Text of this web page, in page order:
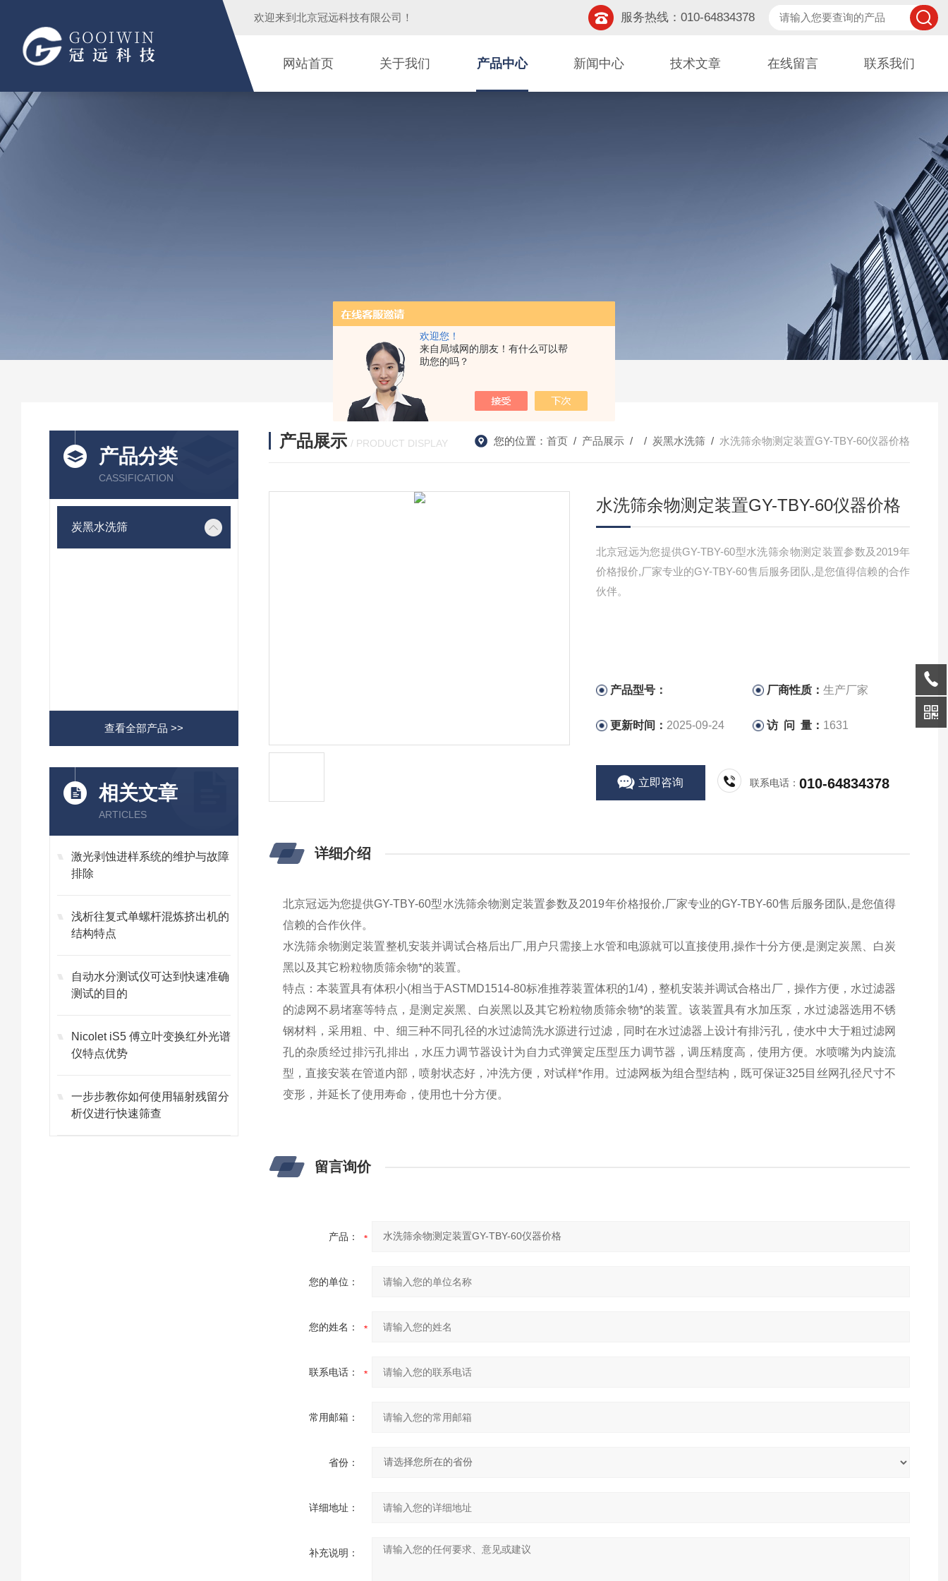
欢迎您！
来自局域网的朋友！有什么可以帮
助您的吗？
欢迎来到 北京冠远科技有限公司 ！ 服务热线：010-64834378
网站首页 关于我们 产品中心 新闻中心 技术文章 在线留言 联系我们
产品分类
CASSIFICATION
炭黑水洗筛
查看全部产品 >>
相关文章
ARTICLES
激光剥蚀进样系统的维护与故障
排除
浅析往复式单螺杆混炼挤出机的
结构特点
自动水分测试仪可达到快速准确
测试的目的
Nicolet iS5 傅立叶变换红外光谱
仪特点优势
一步步教你如何使用辐射残留分
析仪进行快速筛查
产品展示 / PRODUCT DISPLAY 您的位置： 首页 / 产品展示 / / 炭黑水洗筛 / 水洗筛余物测定装置GY-TBY-60仪器价格
水洗筛余物测定装置GY-TBY-60仪器价格
北京冠远为您提供GY-TBY-60型水洗筛余物测定装置参数及2019年
价格报价,厂家专业的GY-TBY-60售后服务团队,是您值得信赖的合作
伙伴。
产品型号： 厂商性质：生产厂家
更新时间： 2025-09-24 访 问 量： 1631
立即咨询 联系电话：010-64834378
详细介绍
北京冠远为您提供GY-TBY-60型水洗筛余物测定装置参数及2019年价格报价,厂家专业的GY-TBY-60售后服务团队,是您值得
信赖的合作伙伴。
水洗筛余物测定装置整机安装并调试合格后出厂,用户只需接上水管和电源就可以直接使用,操作十分方便,是测定炭黑、白炭
黑以及其它粉粒物质筛余物*的装置。
特点：本装置具有体积小(相当于ASTMD1514-80标准推荐装置体积的1/4)，整机安装并调试合格出厂，操作方便，水过滤器
的滤网不易堵塞等特点，是测定炭黑、白炭黑以及其它粉粒物质筛余物*的装置。该装置具有水加压泵，水过滤器选用不锈
钢材料，采用粗、中、细三种不同孔径的水过滤筒洗水源进行过滤，同时在水过滤器上设计有排污孔，使水中大于粗过滤网
孔的杂质经过排污孔排出，水压力调节器设计为自力式弹簧定压型压力调节器，调压精度高，使用方便。水喷嘴为内旋流
型，直接安装在管道内部，喷射状态好，冲洗方便，对试样*作用。过滤网板为组合型结构，既可保证325目丝网孔径尺寸不
变形，并延长了使用寿命，使用也十分方便。
留言询价
产品：
您的单位：
您的姓名：
联系电话：
常用邮箱：
省份：
详细地址：
补充说明：